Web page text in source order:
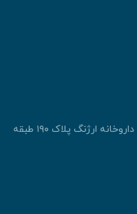
آدرس: تهران، تهرانپارس، فلکه دوم جنب داروخانه ارژنگ پلاک ۱۹۰ طبقه